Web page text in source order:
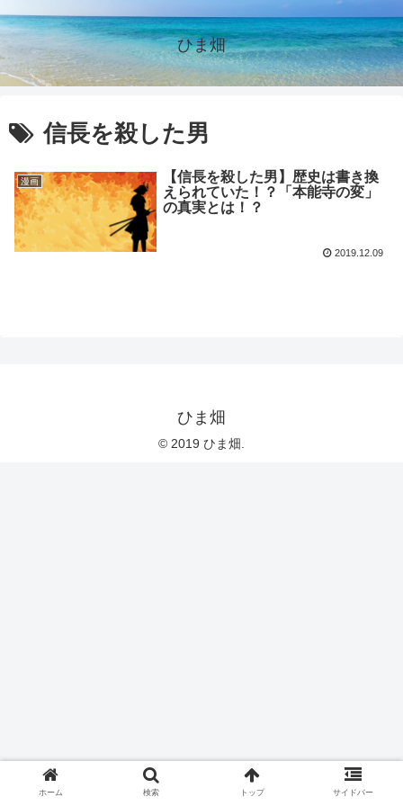
ひま畑
信長を殺した男
漫画
【信長を殺した男】歴史は書き換
えられていた！？「本能寺の変」
の真実とは！？
2019.12.09
ひま畑
© 2019 ひま畑.
ホーム 検索 トップ サイドバー